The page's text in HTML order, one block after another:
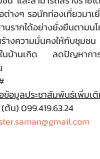
ต่างๆ รอนักท่องเที่ยวมา
นรากได้อย่างยั่งยืนตาม
างความมั่นคงให้กับชุมช
นบ้านเกิด ลดปัญหาการ
อมูลประชาสัมพันธ์เพิ่มเ
น) 099.419.63.24